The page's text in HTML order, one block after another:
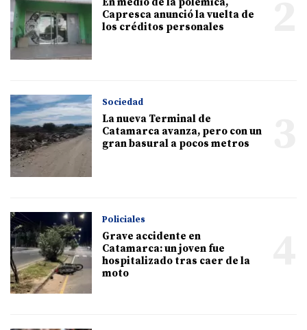
Capresca anunció la vuelta de
los créditos personales
Sociedad
La nueva Terminal de
Catamarca avanza, pero con un
gran basural a pocos metros
Policiales
Grave accidente en
Catamarca: un joven fue
hospitalizado tras caer de la
moto